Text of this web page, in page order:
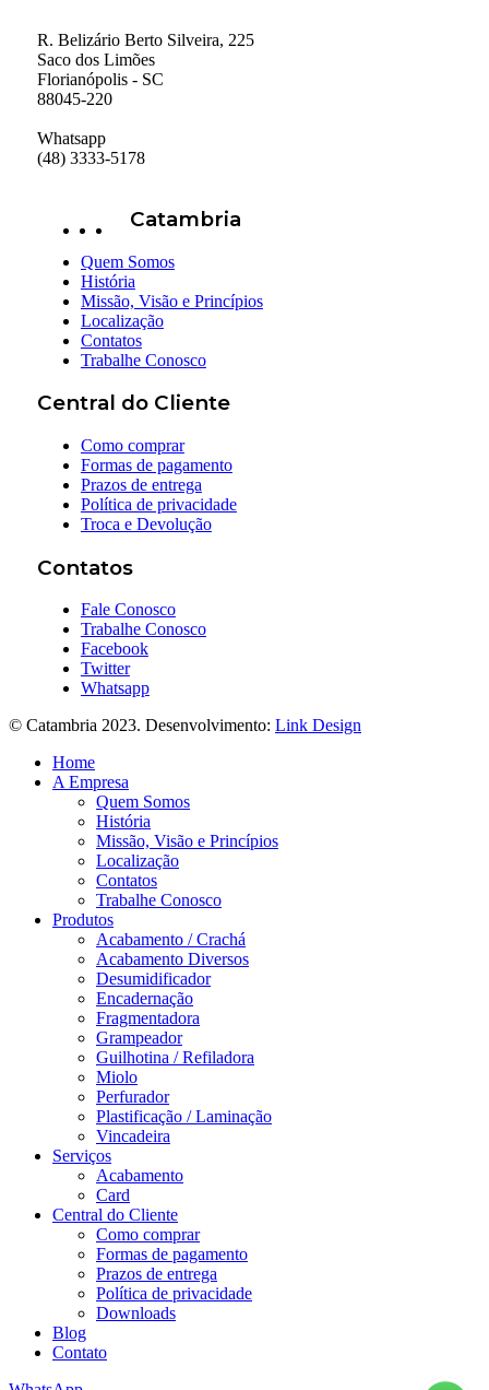
R. Belizário Berto Silveira, 225
Saco dos Limões
Florianópolis - SC
88045-220
Whatsapp
(48) 3333-5178
Catambria
Quem Somos
História
Missão, Visão e Princípios
Localização
Contatos
Trabalhe Conosco
Central do Cliente
Como comprar
Formas de pagamento
Prazos de entrega
Política de privacidade
Troca e Devolução
Contatos
Fale Conosco
Trabalhe Conosco
Facebook
Twitter
Whatsapp
© Catambria 2023. Desenvolvimento: Link Design
Home
A Empresa
Quem Somos
História
Missão, Visão e Princípios
Localização
Contatos
Trabalhe Conosco
Produtos
Acabamento / Crachá
Acabamento Diversos
Desumidificador
Encadernação
Fragmentadora
Grampeador
Guilhotina / Refiladora
Miolo
Perfurador
Plastificação / Laminação
Vincadeira
Serviços
Acabamento
Card
Central do Cliente
Como comprar
Formas de pagamento
Prazos de entrega
Política de privacidade
Downloads
Blog
Contato